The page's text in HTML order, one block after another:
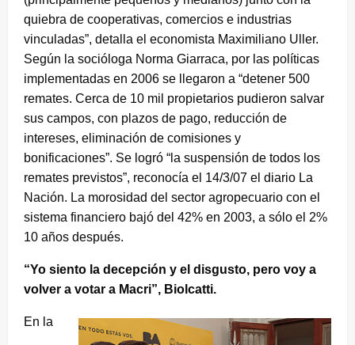
quiebra de cooperativas, comercios e industrias
vinculadas”, detalla el economista Maximiliano Uller.
Según la socióloga Norma Giarraca, por las políticas
implementadas en 2006 se llegaron a “detener 500
remates. Cerca de 10 mil propietarios pudieron salvar
sus campos, con plazos de pago, reducción de
intereses, eliminación de comisiones y
bonificaciones”. Se logró “la suspensión de todos los
remates previstos”, reconocía el 14/3/07 el diario La
Nación. La morosidad del sector agropecuario con el
sistema financiero bajó del 42% en 2003, a sólo el 2%
10 años después.
“Yo siento la decepción y el disgusto, pero voy a
volver a votar a Macri”, Biolcatti.
En la